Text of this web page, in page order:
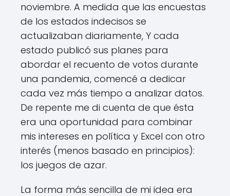
noviembre. A medida que las encuestas
de los estados indecisos se
actualizaban diariamente, Y cada
estado publicó sus planes para
abordar el recuento de votos durante
una pandemia, comencé a dedicar
cada vez más tiempo a analizar datos.
De repente me di cuenta de que ésta
era una oportunidad para combinar
mis intereses en política y Excel con otro
interés (menos basado en principios):
los juegos de azar.
La forma más sencilla de mi idea era